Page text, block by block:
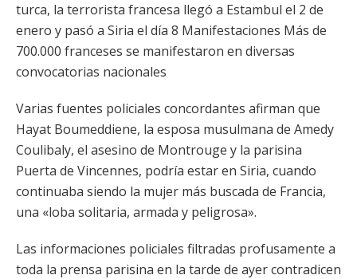
turca, la terrorista francesa llegó a Estambul el 2 de
enero y pasó a Siria el día 8 Manifestaciones Más de
700.000 franceses se manifestaron en diversas
convocatorias nacionales
Varias fuentes policiales concordantes afirman que
Hayat Boumeddiene, la esposa musulmana de Amedy
Coulibaly, el asesino de Montrouge y la parisina
Puerta de Vincennes, podría estar en Siria, cuando
continuaba siendo la mujer más buscada de Francia,
una «loba solitaria, armada y peligrosa».
Las informaciones policiales filtradas profusamente a
toda la prensa parisina en la tarde de ayer contradicen